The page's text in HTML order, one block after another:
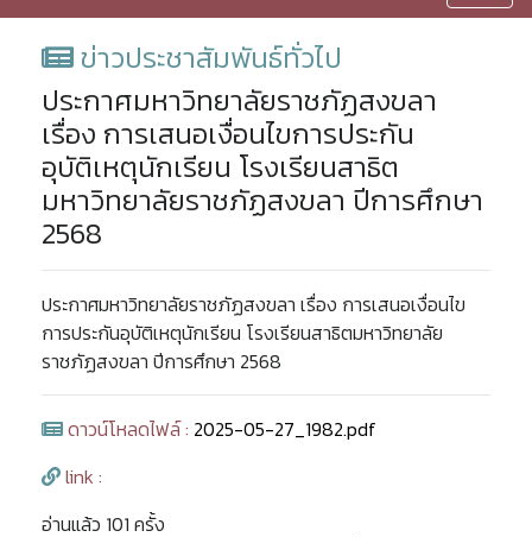
ข่าวประชาสัมพันธ์ทั่วไป
ประกาศมหาวิทยาลัยราชภัฏสงขลา
เรื่อง การเสนอเงื่อนไขการประกัน
อุบัติเหตุนักเรียน โรงเรียนสาธิต
มหาวิทยาลัยราชภัฏสงขลา ปีการศึกษา
2568
ประกาศมหาวิทยาลัยราชภัฏสงขลา เรื่อง การเสนอเงื่อนไข
การประกันอุบัติเหตุนักเรียน โรงเรียนสาธิตมหาวิทยาลัย
ราชภัฏสงขลา ปีการศึกษา 2568
ดาวน์โหลดไฟล์ : 2025-05-27_1982.pdf
link :
อ่านแล้ว 101 ครั้ง